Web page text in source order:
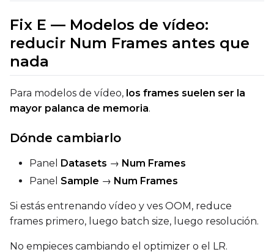
Fix E — Modelos de vídeo:
reducir Num Frames antes que
nada
Para modelos de vídeo, los frames suelen ser la
mayor palanca de memoria.
Dónde cambiarlo
Panel Datasets → Num Frames
Panel Sample → Num Frames
Si estás entrenando vídeo y ves OOM, reduce
frames primero, luego batch size, luego resolución.
No empieces cambiando el optimizer o el LR.